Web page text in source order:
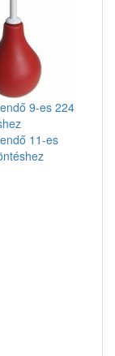
9-es 224
11-es